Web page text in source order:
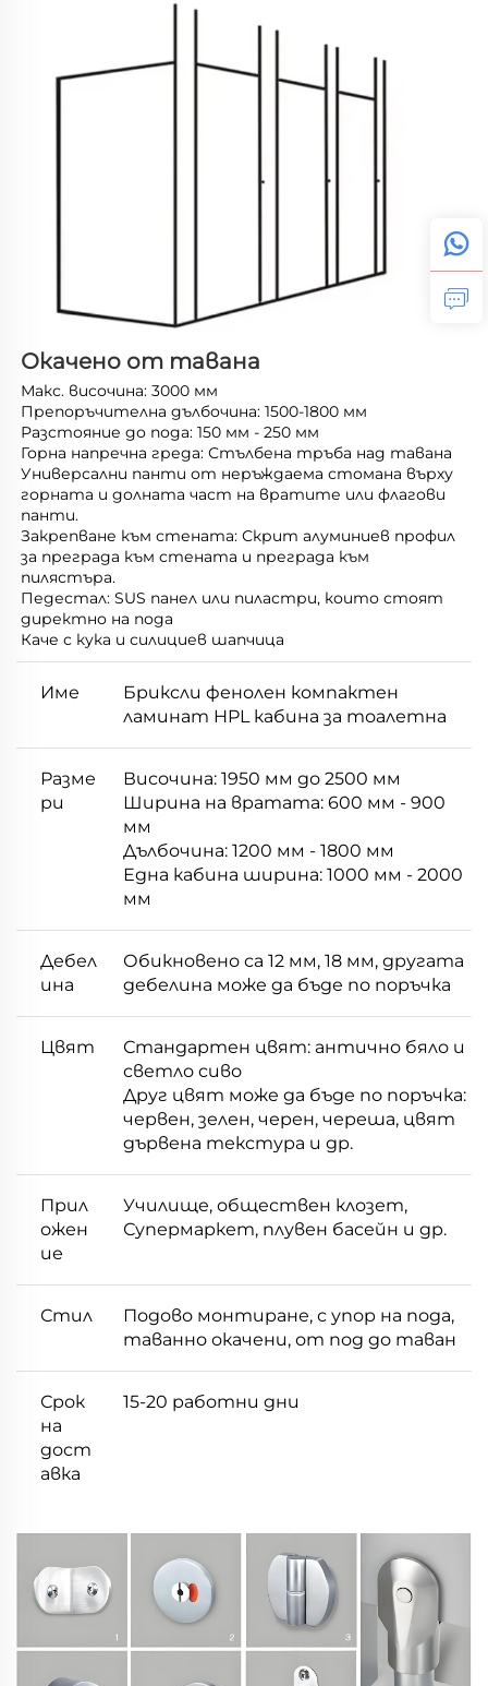
Окачено от тавана
Макс. височина: 3000 мм
Препоръчителна дълбочина: 1500-1800 мм
Разстояние до пода: 150 мм - 250 мм
Горна напречна греда: Стълбена тръба над тавана
Универсални панти от неръждаема стомана върху
горната и долната част на вратите или флагови
панти.
Закрепване към стената: Скрит алуминиев профил
за преграда към стената и преграда към
пилястъра.
Педестал: SUS панел или пиластри, които стоят
директно на пода
Каче с кука и силициев шапчица
Име
Бриксли фенолен компактен
ламинат HPL кабина за тоалетна
Разме
ри
Височина: 1950 мм до 2500 мм
Ширина на вратата: 600 мм - 900
мм
Дълбочина: 1200 мм - 1800 мм
Една кабина ширина: 1000 мм - 2000
мм
Дебел
ина
Обикновено са 12 мм, 18 мм, другата
дебелина може да бъде по поръчка
Цвят
Стандартен цвят: антично бяло и
светло сиво
Друг цвят може да бъде по поръчка:
червен, зелен, черен, череша, цвят
дървена текстура и др.
Прил
ожен
ие
Училище, обществен клозет,
Супермаркет, плувен басейн и др.
Стил
Подово монтиране, с упор на пода,
таванно окачени, от под до таван
Срок
на
дост
авка
15-20 работни дни